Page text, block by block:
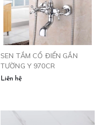
SEN TẮM CỔ ĐIỂN GẮN
TƯỜNG Y 970CR
Liên hệ